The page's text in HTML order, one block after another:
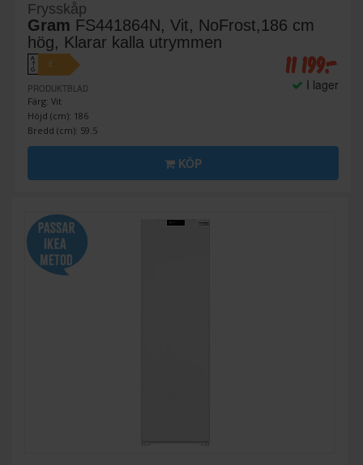
Frysskåp
Gram FS441864N, Vit, NoFrost,186 cm
hög, Klarar kalla utrymmen
A
↑
G
E
PRODUKTBLAD
Färg: Vit
Höjd (cm): 186
Bredd (cm): 59.5
11 199:-
I lager
KÖP